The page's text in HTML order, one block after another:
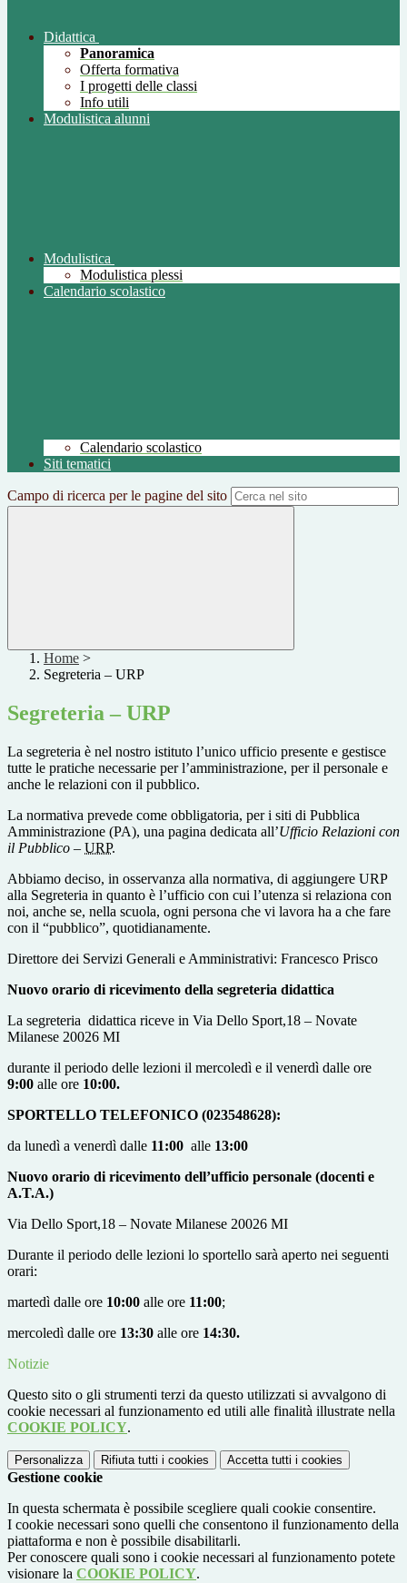
Didattica
Panoramica
Offerta formativa
I progetti delle classi
Info utili
Modulistica alunni
Modulistica
Modulistica plessi
Calendario scolastico
Calendario scolastico
Siti tematici
Campo di ricerca per le pagine del sito
Home >
Segreteria – URP
Segreteria – URP
La segreteria è nel nostro istituto l’unico ufficio presente e gestisce
tutte le pratiche necessarie per l’amministrazione, per il personale e
anche le relazioni con il pubblico.
La normativa prevede come obbligatoria, per i siti di Pubblica
Amministrazione (PA), una pagina dedicata all’Ufficio Relazioni con
il Pubblico – URP.
Abbiamo deciso, in osservanza alla normativa, di aggiungere URP
alla Segreteria in quanto è l’ufficio con cui l’utenza si relaziona con
noi, anche se, nella scuola, ogni persona che vi lavora ha a che fare
con il “pubblico”, quotidianamente.
Direttore dei Servizi Generali e Amministrativi: Francesco Prisco
Nuovo orario di ricevimento della segreteria didattica
La segreteria didattica riceve in Via Dello Sport,18 – Novate
Milanese 20026 MI
durante il periodo delle lezioni il mercoledì e il venerdì dalle ore
9:00 alle ore 10:00.
SPORTELLO TELEFONICO (023548628):
da lunedì a venerdì dalle 11:00 alle 13:00
Nuovo orario di ricevimento dell’ufficio personale (docenti e
A.T.A.)
Via Dello Sport,18 – Novate Milanese 20026 MI
Durante il periodo delle lezioni lo sportello sarà aperto nei seguenti
orari:
martedì dalle ore 10:00 alle ore 11:00;
mercoledì dalle ore 13:30 alle ore 14:30.
Notizie
Questo sito o gli strumenti terzi da questo utilizzati si avvalgono di
cookie necessari al funzionamento ed utili alle finalità illustrate nella
COOKIE POLICY.
Personalizza Rifiuta tutti i cookies Accetta tutti i cookies
Gestione cookie
In questa schermata è possibile scegliere quali cookie consentire.
I cookie necessari sono quelli che consentono il funzionamento della
piattaforma e non è possibile disabilitarli.
Per conoscere quali sono i cookie necessari al funzionamento potete
visionare la COOKIE POLICY.